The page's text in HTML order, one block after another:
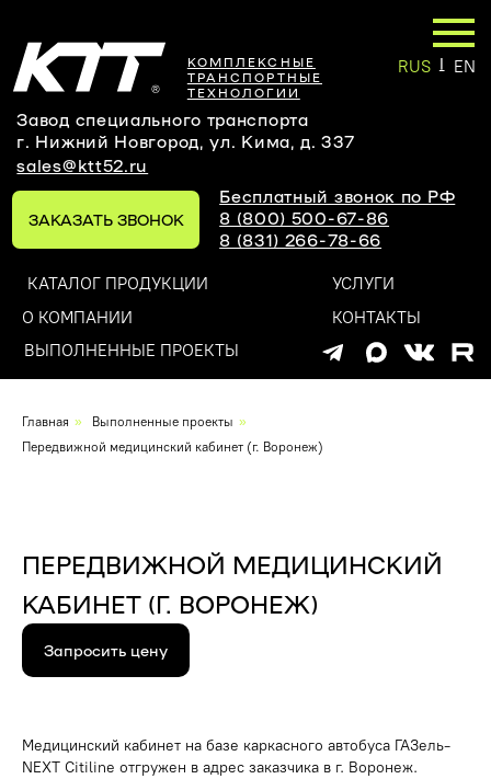
sales@ktt52.ru
Бесплатный звонок по РФ
8 (800) 500-67-86
КОМПЛЕКСНЫЕ
ТРАНСПОРТНЫЕ
ТЕХНОЛОГИИ
ВЫПОЛНЕННЫЕ ПРОЕКТЫ
УСЛУГИ
О КОМПАНИИ КОНТАКТЫ
Завод специального транспорта
г. Нижний Новгород, ул. Кима, д. 337
Оставьте заявку на
индивидуальный проект
Главная » Выполненные проекты »
Передвижной медицинский кабинет (г. Воронеж)
ПЕРЕДВИЖНОЙ МЕДИЦИНСКИЙ
КАБИНЕТ (Г. ВОРОНЕЖ)
Запросить цену
Медицинский кабинет на базе каркасного автобуса ГАЗель-
NEXT Citiline отгружен в адрес заказчика в г. Воронеж.